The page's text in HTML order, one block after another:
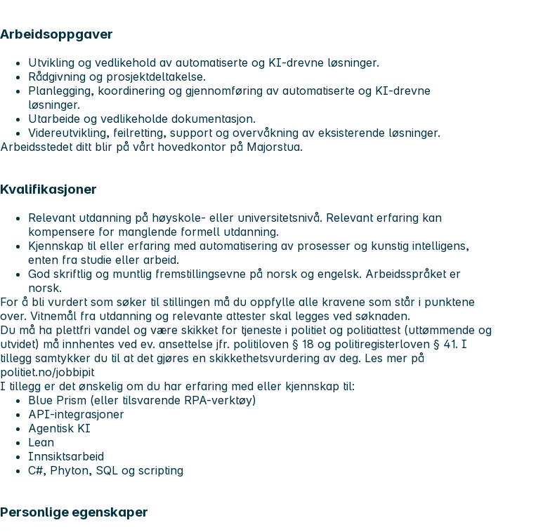
Arbeidsoppgaver
Utvikling og vedlikehold av automatiserte og KI-drevne løsninger.
Rådgivning og prosjektdeltakelse.
Planlegging, koordinering og gjennomføring av automatiserte og KI-drevne
løsninger.
Utarbeide og vedlikeholde dokumentasjon.
Videreutvikling, feilretting, support og overvåkning av eksisterende løsninger.
Arbeidsstedet ditt blir på vårt hovedkontor på Majorstua.
Kvalifikasjoner
Relevant utdanning på høyskole- eller universitetsnivå. Relevant erfaring kan
kompensere for manglende formell utdanning.
Kjennskap til eller erfaring med automatisering av prosesser og kunstig intelligens,
enten fra studie eller arbeid.
God skriftlig og muntlig fremstillingsevne på norsk og engelsk. Arbeidsspråket er
norsk.
For å bli vurdert som søker til stillingen må du oppfylle alle kravene som står i punktene
over. Vitnemål fra utdanning og relevante attester skal legges ved søknaden.
Du må ha plettfri vandel og være skikket for tjeneste i politiet og politiattest (uttømmende og
utvidet) må innhentes ved ev. ansettelse jfr. politiloven § 18 og politiregisterloven § 41. I
tillegg samtykker du til at det gjøres en skikkethetsvurdering av deg. Les mer på
politiet.no/jobbipit
I tillegg er det ønskelig om du har erfaring med eller kjennskap til:
Blue Prism (eller tilsvarende RPA-verktøy)
API-integrasjoner
Agentisk KI
Lean
Innsiktsarbeid
C#, Phyton, SQL og scripting
Personlige egenskaper